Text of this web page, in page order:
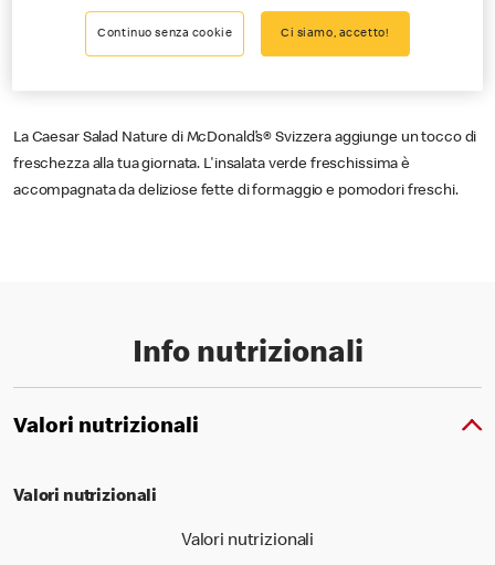
La Caesar Salad Nature di McDonald’s® Svizzera aggiunge un tocco di
freschezza alla tua giornata. L'insalata verde freschissima è
accompagnata da deliziose fette di formaggio e pomodori freschi.
Info nutrizionali
Valori nutrizionali
Valori nutrizionali
Valori nutrizionali
Continuo senza cookie Ci siamo, accetto!